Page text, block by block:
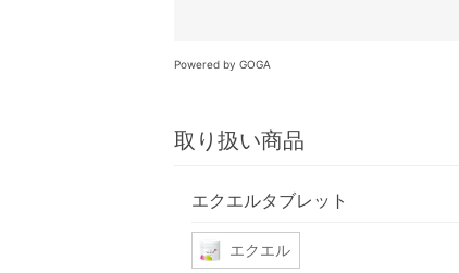
Powered by GOGA
取り扱い商品
エクエルタブレット
エクエル